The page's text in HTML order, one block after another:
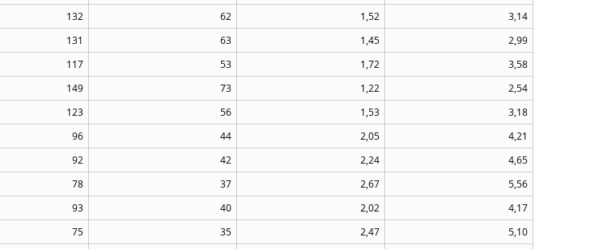
132 62 1,52
3,14
131 63 1,45
2,99
117 53 1,72
3,58
149 73 1,22
2,54
123 56 1,53
3,18
96 44 2,05
4,21
92 42 2,24
4,65
78 37 2,67
5,56
93 40 2,02
4,17
75 35 2,47
5,10